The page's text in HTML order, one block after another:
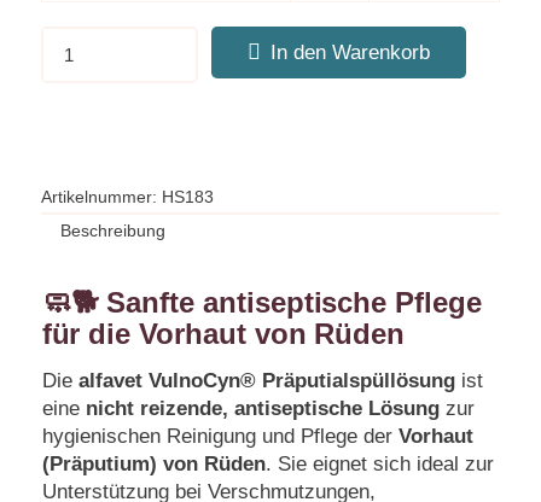
In den Warenkorb
Artikelnummer: HS183
Beschreibung
🧼🐕Sanfte antiseptische Pflege
für die Vorhaut von Rüden
Die alfavet VulnoCyn® Präputialspüllösungist
eine nicht reizende, antiseptische Lösungzur
hygienischen Reinigung und Pflege der Vorhaut
(Präputium) von Rüden. Sie eignet sich ideal zur
Unterstützung bei Verschmutzungen,